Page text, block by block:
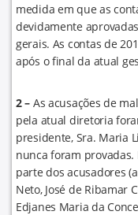
medida em que as
devidamente
gerais. As contas de
após o final da atual
2 – As acusações de
pela atual diretoria
presidente, Sra. Maria
nunca foram
parte dos acusadores
Neto, José de Ribamar
Edjanes Maria da